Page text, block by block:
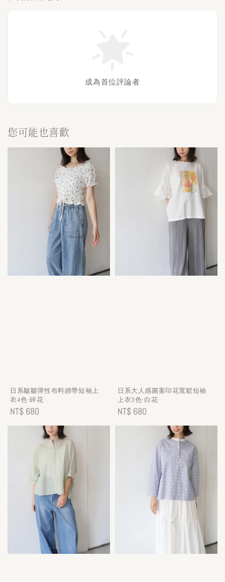
成為首位評論者
您可能也喜歡
日系皺皺彈性布料綁帶短袖上
衣4色-碎花
Regular
price
NT$ 680
日系大人感圖案印花寬鬆短袖
上衣3色-白花
Regular
price
NT$ 680